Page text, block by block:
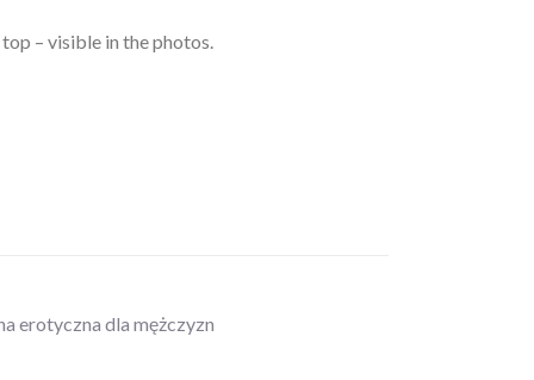
– visible in the photos.
erotyczna dla mężczyzn